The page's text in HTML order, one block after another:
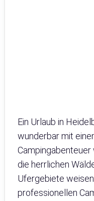
Ein Urlaub in
wunderbar mit
Campingabenteuer
die herrlichen
Ufergebiete
professionellen